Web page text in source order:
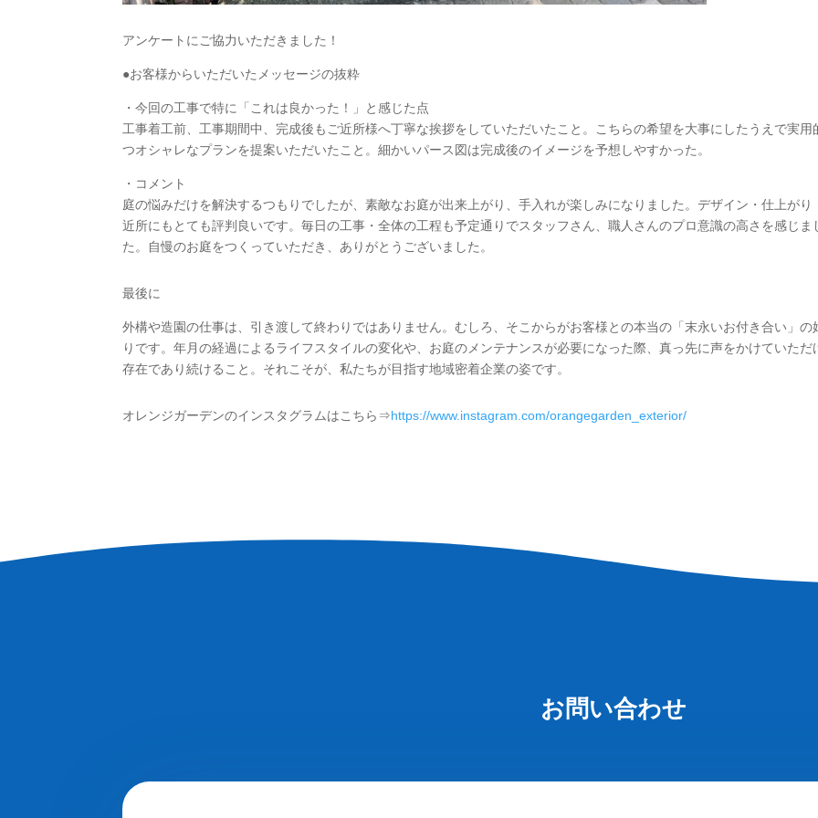
アンケートにご協力いただきました！
●お客様からいただいたメッセージの抜粋
・今回の工事で特に「これは良かった！」と感じた点
工事着工前、工事期間中、完成後もご近所様へ丁寧な挨拶をしていただいたこと。こちらの希望を大事にしたうえで実用
つオシャレなプランを提案いただいたこと。細かいパース図は完成後のイメージを予想しやすかった。
・コメント
庭の悩みだけを解決するつもりでしたが、素敵なお庭が出来上がり、手入れが楽しみになりました。デザイン・仕上がり
近所にもとても評判良いです。毎日の工事・全体の工程も予定通りでスタッフさん、職人さんのプロ意識の高さを感じま
た。自慢のお庭をつくっていただき、ありがとうございました。
最後に
外構や造園の仕事は、引き渡して終わりではありません。むしろ、そこからがお客様との本当の「末永いお付き合い」の
りです。年月の経過によるライフスタイルの変化や、お庭のメンテナンスが必要になった際、真っ先に声をかけていただ
存在であり続けること。それこそが、私たちが目指す地域密着企業の姿です。
オレンジガーデンのインスタグラムはこちら⇒https://www.instagram.com/orangegarden_exterior/
お問い合わせ